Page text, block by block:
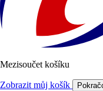
Mezisoučet košíku
Zobrazit můj košík